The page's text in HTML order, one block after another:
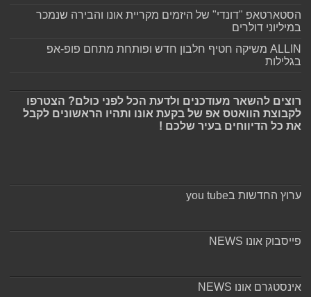
הסטארטאפ "דונדי" של היזמים מקריית אונו והבירה שנמכר
במיליוני דולרים
ALLIN משיקה חטיף חלבון חדש ופותחת מתחם פופ-אפ
בגלילות
רוצים להשאר מעודכנים ולדעת הכל לפני כולם? הצטרפו
לקבוצת הוואטס אפ של בקעת אונו ותהיו הראשונים לקבל
את כל הדיווחים בעיר שלכם !
ערוץ החדשות בyou tube
פייסבוק אונו NEWS
אינסטגרם אונו NEWS